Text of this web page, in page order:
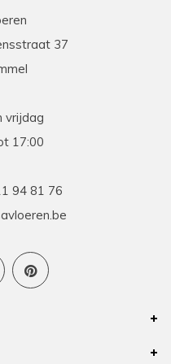
keuze als plaatsing
.
van hun eigen merk
37
vrijdag
17:00
94 81 76